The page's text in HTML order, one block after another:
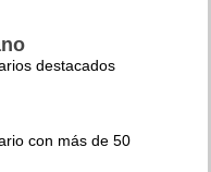
destacados
con más de 50